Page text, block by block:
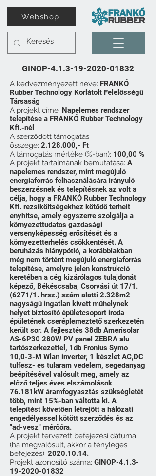
Webshop
A kedvezményezett neve: FRANKÓ
Rubber Technology Korlátolt Felelősségű
Társaság
A projekt címe: Napelemes rendszer
telepítése a FRANKÓ Rubber Technology
Kft.-nél
A szerződött támogatás
összege: 2.128.000,- Ft
A támogatás mértéke (%-ban): 100,00 %
A projekt tartalmának bemutatása: A
napelemes rendszer, mint megújuló
energiaforrás felhasználására irányuló
beszerzésnek és telepítésnek az volt a
célja, hogy a FRANKÓ Rubber Technology
Kft. rezsiköltségekhez kötődő terheit
enyhítse, amely egyszerre szolgálja a
környezettudatos gazdasági
versenyképesség erősítését és a
környezetterhelés csökkentését. A
beruházás hiánypótló, a korábbiakban
még nem történt megújuló energiaforrás
telepítése, amelyre jelen konstrukció
keretében a cég kizárólagos tulajdonát
képező, Békéscsaba, Csorvási út 17/1.
(6271/1. hrsz.) szám alatti 2.328m2
nagyságú ingatlan kivett műhelynek
helyet biztosító épületcsoport iroda
épületének cseréplemeztető szerkezetén
került sor. A fejlesztés 38db Amerisolar
AS-6P30 280W PV panel ZEBRA alu
tartószerkezettel, 1db Fronius Symo
10,0-3-M Wlan inverter, 1 készlet AC,DC
túlfesz- és túláram védelem, segédanyag
beépítésével valósult meg, amely az
előző teljes éves elszámolások
76.181kW áramfogyasztás szükségletét
több, mint 15%-ban váltotta ki. A
telepítést követően létrejött a hálózati
engedélyessel kötött szerződés és az
"ad-vesz" mérőóra.
A projekt tervezett befejezési dátuma
(ha megvalósult, akkor a tényleges
befejezés): 2020.10.14.
Projekt azonosító száma: GINOP-4.1.3-
19-2020-01832
GINOP-4.1.3-19-2020-01832